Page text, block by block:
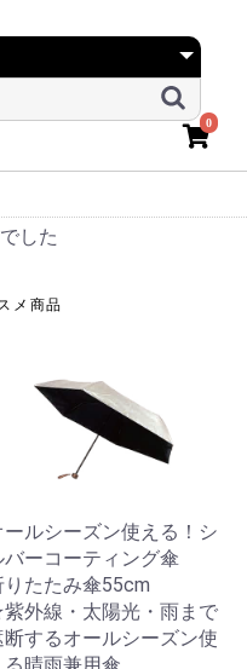
0
した
メ商品
ールシーズン使える！シ
バーコーティング傘
りたたみ傘55cm
外線・太陽光・雨まで
断するオールシーズン使
る晴雨兼用傘